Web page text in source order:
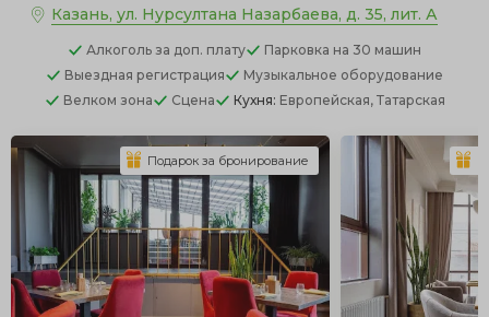
Казань, ул. Нурсултана Назарбаева, д. 35, лит. А
Алкоголь за доп. плату Парковка на 30 машин
Выездная регистрация
Музыкальное оборудование
Велком зона
Сцена Кухня: Европейская, Татарская
Подарок за бронирование